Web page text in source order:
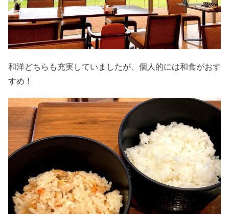
和洋どちらも充実していましたが、個人的には和食がおす
すめ！